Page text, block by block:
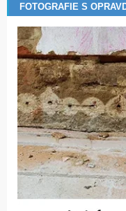
FOTOGRAFIE S